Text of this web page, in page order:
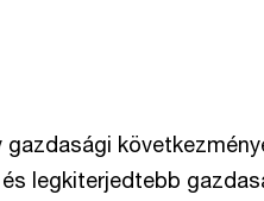
gazdasági
legkiterjedtebb